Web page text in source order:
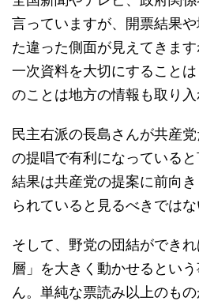
言っていますが、開票結果
た違った側面が見えてきま
一次資料を大切にすること
のことは地方の情報も取り入
民主右派の長島さんが共産党
の提唱で有利になっている
結果は共産党の提案に前向
られていると見るべきでは
そして、野党の団結ができ
層」を大きく動かせるとい
ん。単純な票読み以上のも